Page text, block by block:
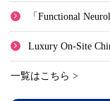
「Functional
Luxury On-Site
一覧はこちら >